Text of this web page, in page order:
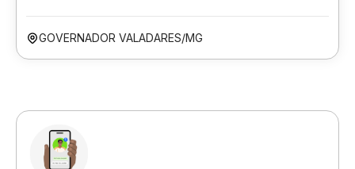
GOVERNADOR VALADARES/MG